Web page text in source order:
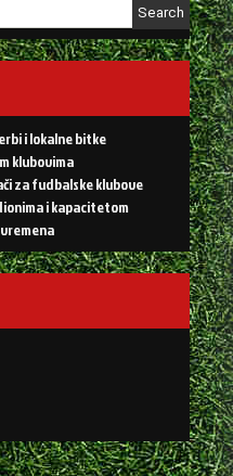
i lokalne bitke
klubovima
za fudbalske klubove
i kapacitetom